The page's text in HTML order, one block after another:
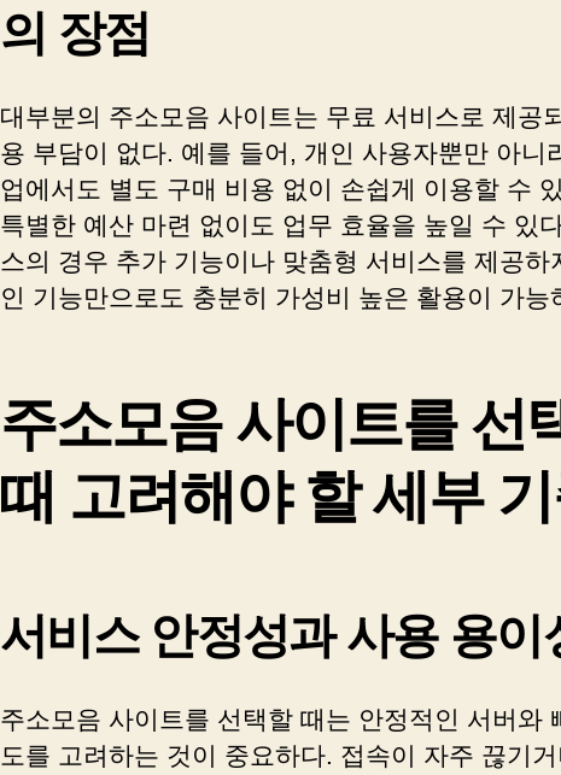
의 장점
대부분의 주소모음 사이트는 무료 서비스로 제공
용 부담이 없다. 예를 들어, 개인 사용자뿐만 아니
업에서도 별도 구매 비용 없이 손쉽게 이용할 수
특별한 예산 마련 없이도 업무 효율을 높일 수 있
스의 경우 추가 기능이나 맞춤형 서비스를 제공하
인 기능만으로도 충분히 가성비 높은 활용이 가능
주소모음 사이트를 선
때 고려해야 할 세부
서비스 안정성과 사용 용이
주소모음 사이트를 선택할 때는 안정적인 서버와
도를 고려하는 것이 중요하다. 접속이 자주 끊기